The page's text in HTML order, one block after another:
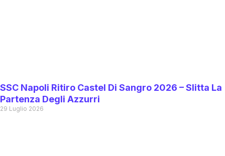
SSC Napoli Ritiro Castel Di Sangro 2026 – Slitta La
Partenza Degli Azzurri
29 Luglio 2026